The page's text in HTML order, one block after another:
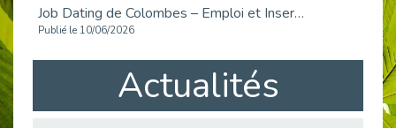
Job Dating de Colombes – Emploi et Insertion
Publié le 10/06/2026
Aborder l'entretien et la situation de handicap en toute confiance
Publié le 09/06/2026
Retour sur l’atelier « Optimiser sa recherche d’emploi »
Actualités